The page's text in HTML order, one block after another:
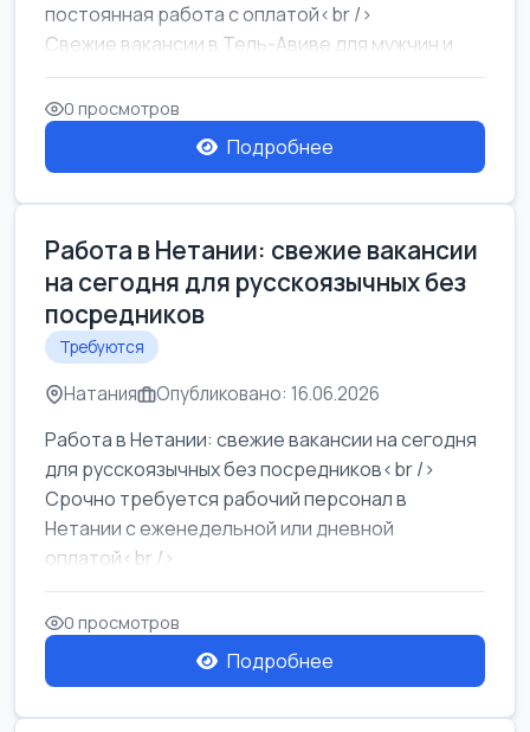
постоянная работа с оплатой<br />
Свежие вакансии в Тель-Авиве для мужчин и
женщин от хозя...
0 просмотров
Подробнее
Работа в Нетании: свежие вакансии
на сегодня для русскоязычных без
посредников
Требуются
Натания Опубликовано: 16.06.2026
Работа в Нетании: свежие вакансии на сегодня
для русскоязычных без посредников<br />
Срочно требуется рабочий персонал в
Нетании с еженедельной или дневной
оплатой<br />
Свежие вакансии в Нетании дл...
0 просмотров
Подробнее